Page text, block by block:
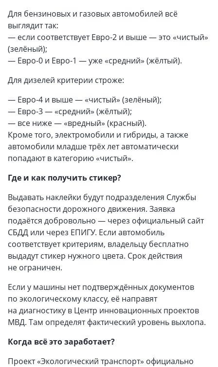
Для бензиновых и газовых автомобилей всё
выглядит так:
— если соответствует Евро-2 и выше — это «чистый»
(зелёный);
— Евро-0 и Евро-1 — уже «средний» (жёлтый).
Для дизелей критерии строже:
— Евро-4 и выше — «чистый» (зелёный);
— Евро-3 — «средний» (жёлтый);
— все ниже — «вредный» (красный).
Кроме того, электромобили и гибриды, а также
автомобили младше трёх лет автоматически
попадают в категорию «чистый».
Где и как получить стикер?
Выдавать наклейки будут подразделения Службы
безопасности дорожного движения. Заявка
подаётся добровольно — через официальный сайт
СБДД или через ЕПИГУ. Если автомобиль
соответствует критериям, владельцу бесплатно
выдадут стикер нужного цвета. Срок действия
не ограничен.
Если у машины нет подтверждённых документов
по экологическому классу, её направят
на диагностику в Центр инновационных проектов
МВД. Там определят фактический уровень выхлопа.
Когда всё это заработает?
Проект «Экологический транспорт» официально